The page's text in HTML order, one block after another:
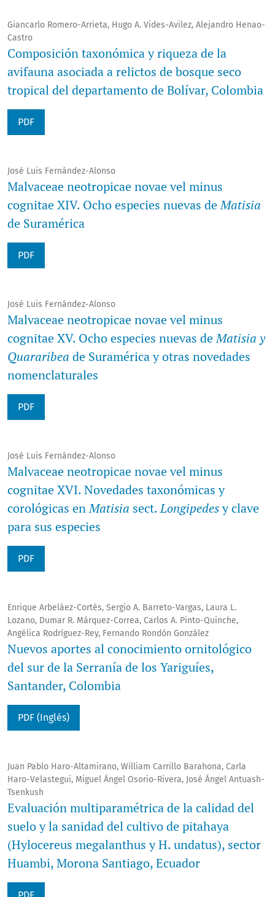
Giancarlo Romero-Arrieta, Hugo A. Vides-Avilez, Alejandro Henao-
Castro
Composición taxonómica y riqueza de la
avifauna asociada a relictos de bosque seco
tropical del departamento de Bolívar, Colombia
PDF
José Luis Fernández-Alonso
Malvaceae neotropicae novae vel minus
cognitae XIV. Ocho especies nuevas deMatisia
de Suramérica
PDF
José Luis Fernández-Alonso
Malvaceae neotropicae novae vel minus
cognitae XV. Ocho especies nuevas deMatisia y
Quararibea de Suramérica y otras novedades
nomenclaturales
PDF
José Luis Fernández-Alonso
Malvaceae neotropicae novae vel minus
cognitae XVI. Novedades taxonómicas y
corológicas enMatisia sect.Longipedesy clave
para sus especies
PDF
Enrique Arbeláez-Cortés, Sergio A. Barreto-Vargas, Laura L.
Lozano, Dumar R. Márquez-Correa, Carlos A. Pinto-Quinche,
Angélica Rodríguez-Rey, Fernando Rondón González
Nuevos aportes al conocimiento ornitológico
del sur de la Serranía de los Yariguíes,
Santander, Colombia
PDF (Inglés)
Juan Pablo Haro-Altamirano, William Carrillo Barahona, Carla
Haro-Velastegui, Miguel Ángel Osorio-Rivera, José Ángel Antuash-
Tsenkush
Evaluación multiparamétrica de la calidad del
suelo y la sanidad del cultivo de pitahaya
(Hylocereus megalanthus y H. undatus), sector
Huambi, Morona Santiago, Ecuador